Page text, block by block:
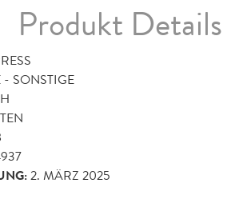
Produkt Details
- SONSTIGE
2. MÄRZ 2025